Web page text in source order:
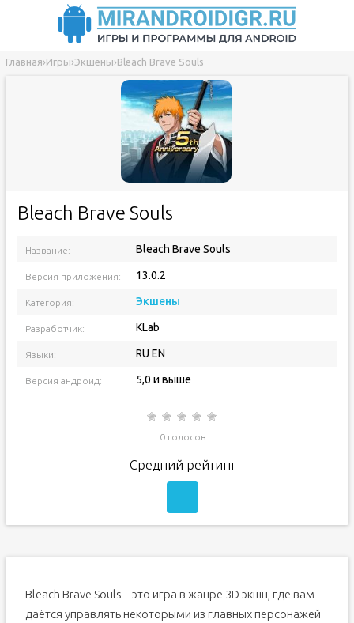
Главная›Игры›Экшены›Bleach Brave Souls
Bleach Brave Souls
Название: Bleach Brave Souls
Версия приложения: 13.0.2
Категория: Экшены
Разработчик: KLab
Языки: RU EN
Версия андроид: 5,0 и выше
0 голосов
Средний рейтинг
Bleach Brave Souls – это игра в жанре 3D экшн, где вам
даётся управлять некоторыми из главных персонажей